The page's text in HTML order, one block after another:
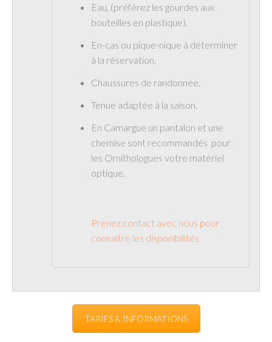
Eau, (préférez les gourdes aux
bouteilles en plastique).
En-cas ou pique-nique à déterminer
à la réservation.
Chaussures de randonnée.
Tenue adaptée à la saison.
En Camargue un pantalon et une
chemise sont recommandés pour
les Ornithologues votre matériel
optique.
Prenez contact avec nous pour
connaître les disponibilités
TARIFS & INFORMATIONS